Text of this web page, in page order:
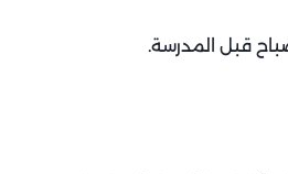
قبل المدرسة.